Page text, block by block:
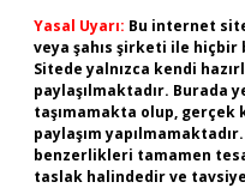
Yasal Uyarı: Bu internet
veya şahıs şirketi ile hiçbir
Sitede yalnızca kendi
paylaşılmaktadır. Burada
taşımamakta olup, gerçek
paylaşım
benzerlikleri tamamen
taslak halindedir ve